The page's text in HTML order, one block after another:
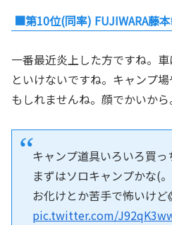
■第10位(同率) FUJIWARA藤
一番最近炎上した方ですね。
といけないですね。キャンプ
もしれませんね。顔でかいから
キャンプ道具いろいろ買っ
まずはソロキャンプかな(
お化けとか苦手で怖いけど
pic.twitter.com/